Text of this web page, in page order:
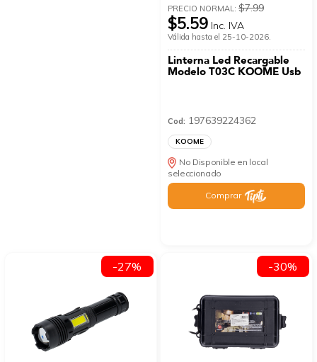
PRECIO NORMAL:$7.99
$5.59 Inc. IVA
Válida hasta el 25-10-2026.
Linterna Led Recargable
Modelo T03C KOOME Usb
Cod: 197639224362
KOOME
No Disponible en local
seleccionado
Comprar
-27% -30%